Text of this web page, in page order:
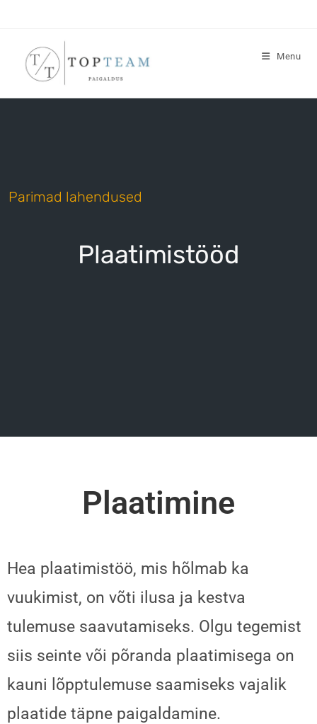
Menu
Parimad lahendused
Plaatimistööd
Plaatimine
Hea plaatimistöö, mis hõlmab ka
vuukimist, on võti ilusa ja kestva
tulemuse saavutamiseks. Olgu tegemist
siis seinte või põranda plaatimisega on
kauni lõpptulemuse saamiseks vajalik
plaatide täpne paigaldamine.